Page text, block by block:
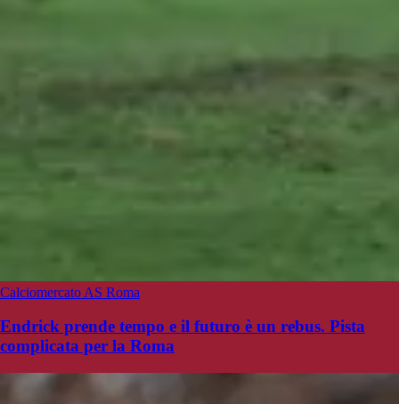
Calciomercato AS Roma
Endrick prende tempo e il futuro è un rebus. Pista
complicata per la Roma